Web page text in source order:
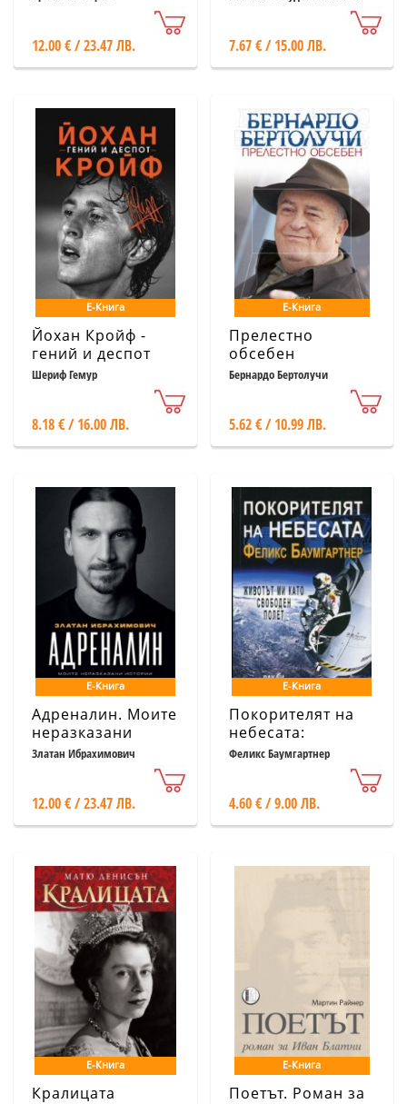
12.00 € / 23.47 ЛВ. 7.67 € / 15.00 ЛВ.
Е-Книга
Йохан Кройф -
гений и деспот
Шериф Гемур
8.18 € / 16.00 ЛВ.
Е-Книга
Прелестно
обсебен
Бернардо Бертолучи
5.62 € / 10.99 ЛВ.
Е-Книга
Адреналин. Моите
неразказани
истории
Златан Ибрахимович
12.00 € / 23.47 ЛВ.
Е-Книга
Покорителят на
небесата:
Животът ми като
свободен полет
Феликс Баумгартнер
4.60 € / 9.00 ЛВ.
Е-Книга
Кралицата
Е-Книга
Поетът. Роман за